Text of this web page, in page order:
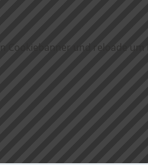
Cookiebanner und reloade um